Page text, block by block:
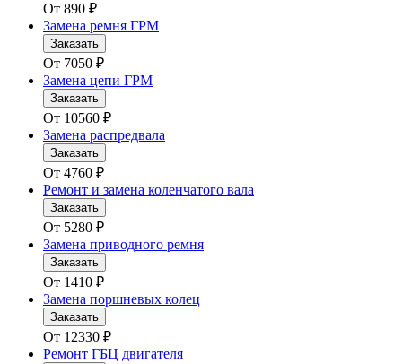
От 890 ₽
Замена ремня ГРМ
Заказать
От 7050 ₽
Замена цепи ГРМ
Заказать
От 10560 ₽
Замена распредвала
Заказать
От 4760 ₽
Ремонт и замена коленчатого вала
Заказать
От 5280 ₽
Замена приводного ремня
Заказать
От 1410 ₽
Замена поршневых колец
Заказать
От 12330 ₽
Ремонт ГБЦ двигателя